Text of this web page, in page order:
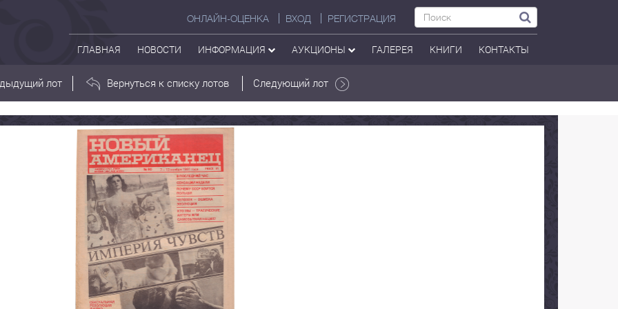
ОНЛАЙН-ОЦЕНКА ВХОД РЕГИСТРАЦИЯ
ГЛАВНАЯ НОВОСТИ ИНФОРМАЦИЯ АУКЦИОНЫ ГАЛЕРЕЯ КНИГИ КОНТАКТЫ
лот Вернуться к списку лотов Следующий лот